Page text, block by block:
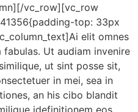
vc_row][vc_row
top: 33px
elit omnes
Ut audiam invenire
ut sint posse sit,
in mei, sea in
an his cibo blandit
idefinitionem eos